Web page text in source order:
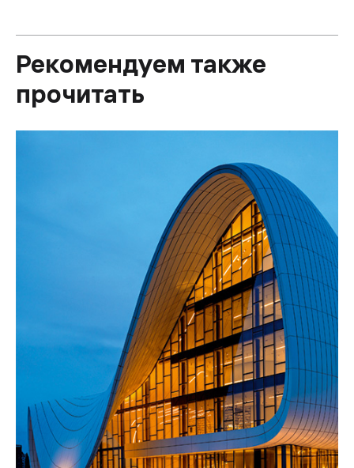
Рекомендуем также
прочитать